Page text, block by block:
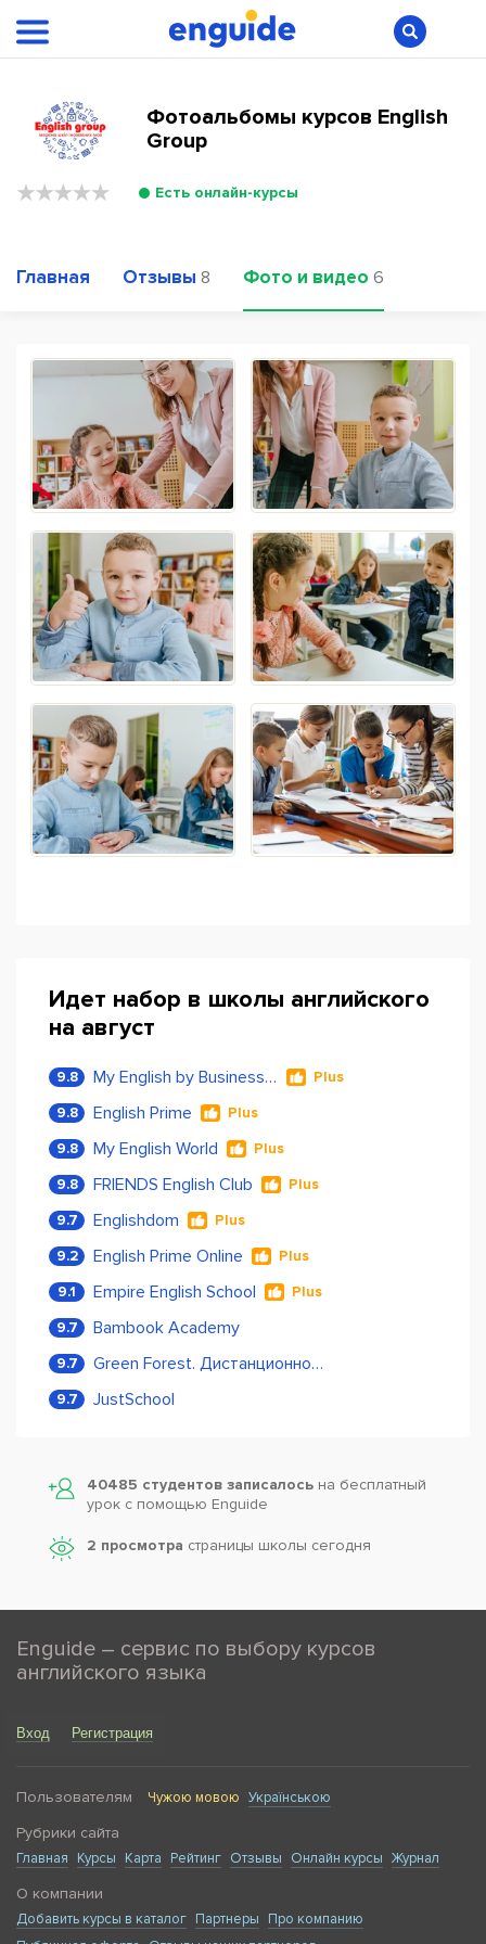
Фотоальбомы курсов English
Group
Есть онлайн-курсы
Главная Отзывы 8 Фото и видео 6
Идет набор в школы английского
на август
9.8 My English by Business Language Plus
9.8 English Prime Plus
9.8 My English World Plus
9.8 FRIENDS English Club Plus
9.7 Englishdom Plus
9.2 English Prime Online Plus
9.1 Empire English School Plus
9.7 Bambook Academy
9.7 Green Forest. Дистанционное обучение
9.7 JustSchool
40485 студентов записалось на бесплатный
урок с помощью Enguide
2 просмотра страницы школы сегодня
Enguide – сервис по выбору курсов
английского языка
Вход Регистрация
Пользователям Чужою мовою Українською
Рубрики сайта
Главная Курсы Карта Рейтинг Отзывы Онлайн курсы Журнал
О компании
Добавить курсы в каталог Партнеры
Про компанию